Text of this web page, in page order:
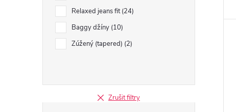
Relaxed jeans fit 24
Baggy džíny 10
Zúžený (tapered) 2
Zrušit filtry
u